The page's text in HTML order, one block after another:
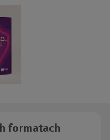
formatach